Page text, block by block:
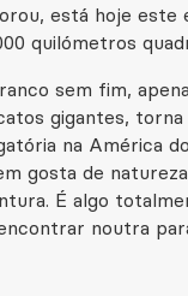
está hoje este
quilómetros
sem fim,
gigantes,
na América
gosta de
É algo
noutra